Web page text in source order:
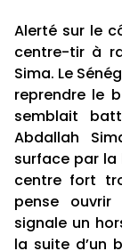
Alerté sur le
centre-tir à
Sima. Le
reprendre le
semblait
Abdallah
surface par la
centre fort
pense
signale un
la suite d’un